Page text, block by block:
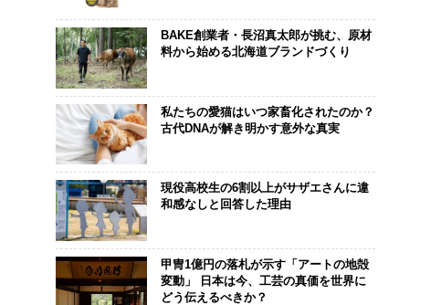
BAKE創業者・長沼真太郎が挑む、原材
料から始める北海道ブランドづくり
私たちの愛猫はいつ家畜化されたのか？
古代DNAが解き明かす意外な真実
現役高校生の6割以上がサザエさんに違
和感なしと回答した理由
甲冑1億円の落札が示す「アートの地殻
変動」 日本は今、工芸の真価を世界に
どう伝えるべきか？